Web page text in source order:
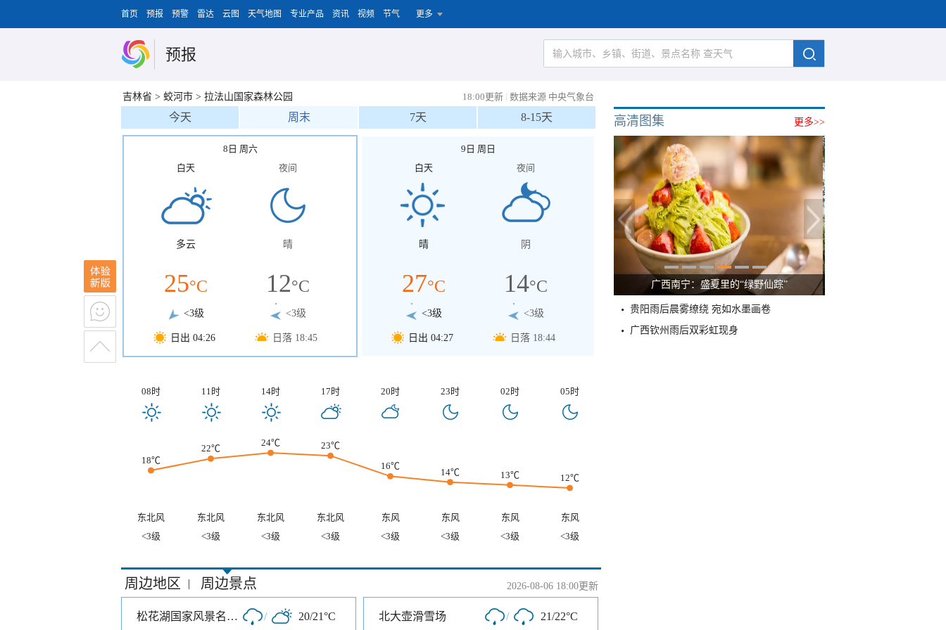
首页 预报 预警 雷达 云图 天气地图 专业产品 资讯 视频 节气 更多
预报
吉林省 > 蛟河市 > 拉法山国家森林公园 18:00更新 | 数据来源 中央气象台
今天 周末 7天 8-15天
8日 周六
白天
多云
25°C
<3级
日出 04:26
夜间
晴
12°C
<3级
日落 18:45
9日 周日
白天
晴
27°C
<3级
日出 04:27
夜间
阴
14°C
<3级
日落 18:44
08时 11时 14时 17时 20时 23时 02时 05时
18℃
22℃
24℃
23℃
16℃
14℃ 13℃ 12℃
东北风 东北风 东北风 东北风 东风 东风 东风
东风
<3级
<3级 <3级 <3级 <3级 <3级 <3级 <3级
周边地区 | 周边景点 2026-08-06 18:00更新
松花湖国家风景名胜区 / 20/21°C 北大壶滑雪场 / 21/22°C
更多>>
高清图集
广西南宁：盛夏里的“绿野仙踪”
贵阳雨后晨雾缭绕 宛如水墨画卷
广西钦州雨后双彩虹现身